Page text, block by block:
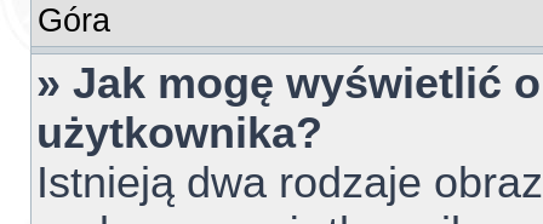
Góra
» Jak mogę wyświetlić
użytkownika?
Istnieją dwa rodzaje